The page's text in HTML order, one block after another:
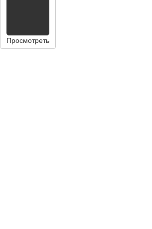
Просмотреть